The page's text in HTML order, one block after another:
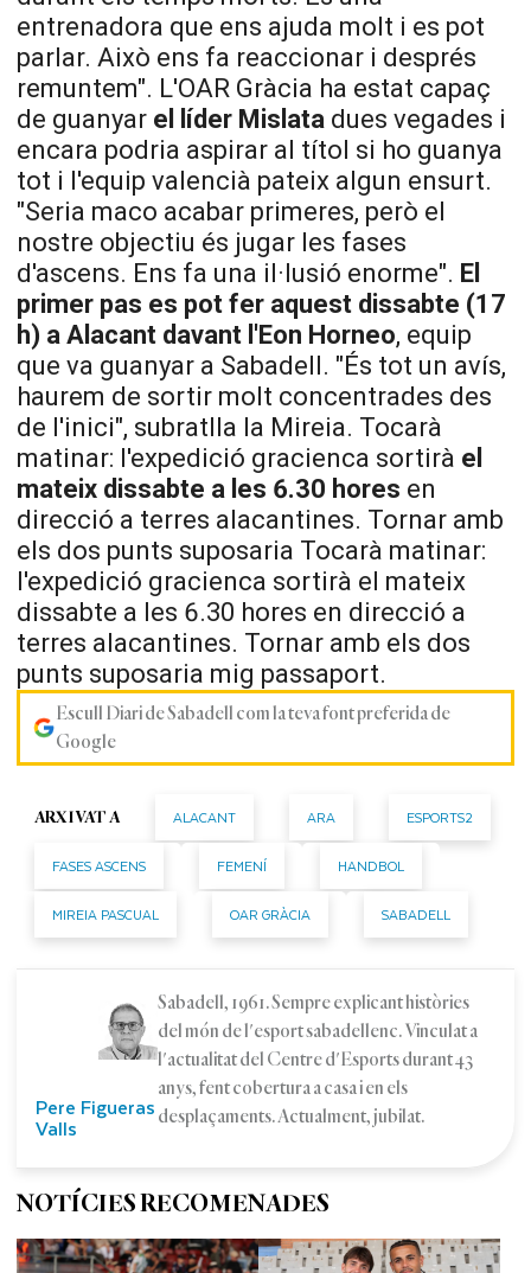
entrenadora que ens ajuda molt i es pot
parlar. Això ens fa reaccionar i després
remuntem". L'OAR Gràcia ha estat capaç
de guanyar el líder Mislata dues vegades i
encara podria aspirar al títol si ho guanya
tot i l'equip valencià pateix algun ensurt.
"Seria maco acabar primeres, però el
nostre objectiu és jugar les fases
d'ascens. Ens fa una il·lusió enorme". El
primer pas es pot fer aquest dissabte (17
h) a Alacant davant l'Eon Horneo, equip
que va guanyar a Sabadell. "És tot un avís,
haurem de sortir molt concentrades des
de l'inici", subratlla la Mireia. Tocarà
matinar: l'expedició gracienca sortirà el
mateix dissabte a les 6.30 hores en
direcció a terres alacantines. Tornar amb
els dos punts suposaria Tocarà matinar:
l'expedició gracienca sortirà el mateix
dissabte a les 6.30 hores en direcció a
terres alacantines. Tornar amb els dos
punts suposaria mig passaport.
Escull Diari de Sabadell com la teva font preferida de
Google
ARXIVAT A ALACANT ARA ESPORTS2
FASES ASCENS FEMENÍ HANDBOL
MIREIA PASCUAL OAR GRÀCIA SABADELL
Pere Figueras
Valls
Sabadell, 1961. Sempre explicant històries
del món de l'esport sabadellenc. Vinculat a
l'actualitat del Centre d'Esports durant 43
anys, fent cobertura a casa i en els
desplaçaments. Actualment, jubilat.
NOTÍCIES RECOMENADES